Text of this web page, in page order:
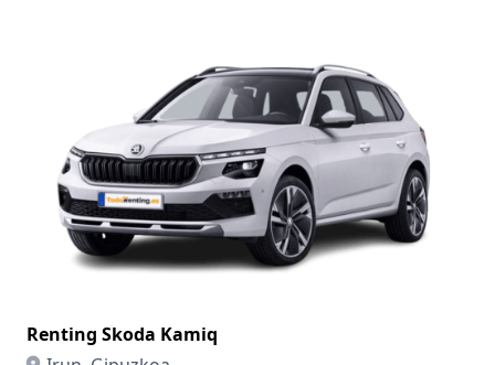
Renting Skoda Kamiq